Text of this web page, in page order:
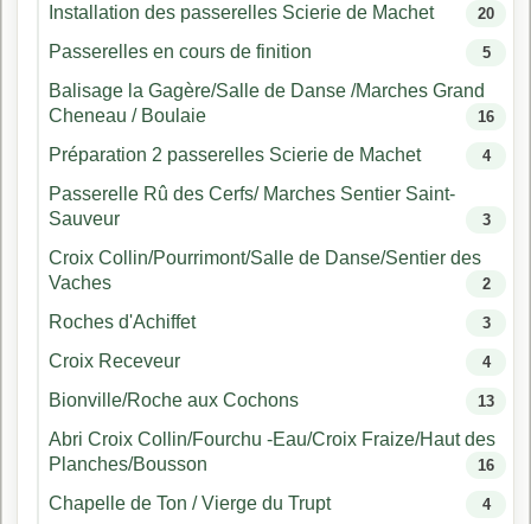
Installation des passerelles Scierie de Machet 20
Passerelles en cours de finition 5
Balisage la Gagère/Salle de Danse /Marches Grand
Cheneau / Boulaie
16
Préparation 2 passerelles Scierie de Machet 4
Passerelle Rû des Cerfs/ Marches Sentier Saint-
Sauveur
3
Croix Collin/Pourrimont/Salle de Danse/Sentier des
Vaches
2
Roches d'Achiffet 3
Croix Receveur 4
Bionville/Roche aux Cochons 13
Abri Croix Collin/Fourchu -Eau/Croix Fraize/Haut des
Planches/Bousson
16
Chapelle de Ton / Vierge du Trupt 4